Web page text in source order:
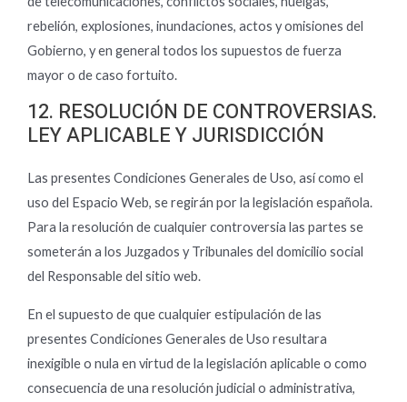
rebelión, explosiones, inundaciones, actos y omisiones del
Gobierno, y en general todos los supuestos de fuerza
mayor o de caso fortuito.
12. RESOLUCIÓN DE CONTROVERSIAS.
LEY APLICABLE Y JURISDICCIÓN
Las presentes Condiciones Generales de Uso, así como el
uso del Espacio Web, se regirán por la legislación española.
Para la resolución de cualquier controversia las partes se
someterán a los Juzgados y Tribunales del domicilio social
del Responsable del sitio web.
En el supuesto de que cualquier estipulación de las
presentes Condiciones Generales de Uso resultara
inexigible o nula en virtud de la legislación aplicable o como
consecuencia de una resolución judicial o administrativa,